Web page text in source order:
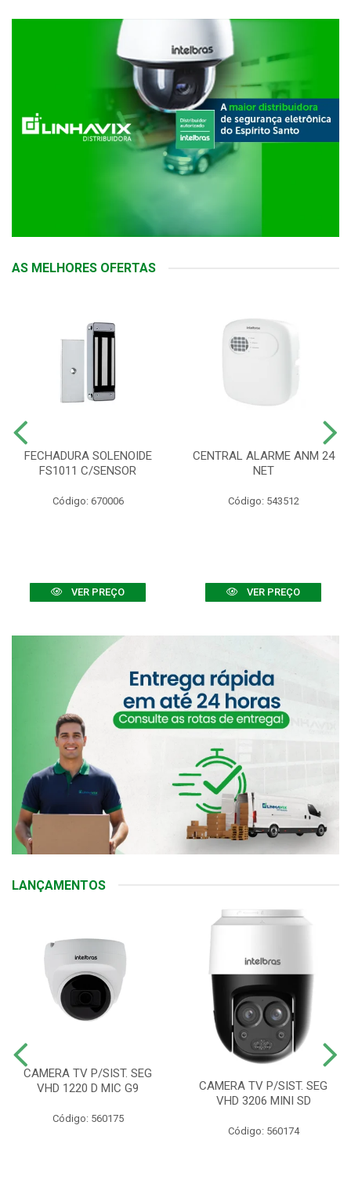
AS MELHORES OFERTAS
FECHADURA SOLENOIDE
FS1011 C/SENSOR
Código: 670006
VER PREÇO
CENTRAL ALARME ANM 24
NET
Código: 543512
VER PREÇO
LANÇAMENTOS
CAMERA TV P/SIST. SEG
VHD 1220 D MIC G9
Código: 560175
CAMERA TV P/SIST. SEG
VHD 3206 MINI SD
Código: 560174